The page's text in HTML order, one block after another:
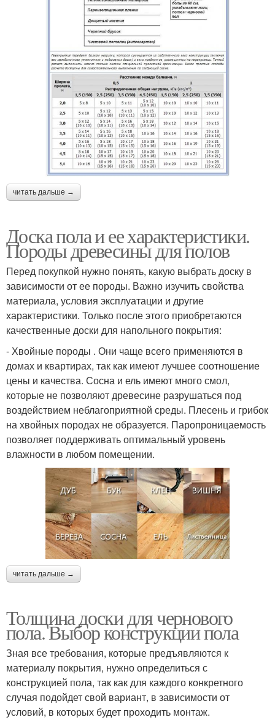
читать дальше →
Доска пола и ее характеристики.
Породы древесины для полов
Перед покупкой нужно понять, какую выбрать доску в
зависимости от ее породы. Важно изучить свойства
материала, условия эксплуатации и другие
характеристики. Только после этого приобретаются
качественные доски для напольного покрытия:
- Хвойные породы . Они чаще всего применяются в
домах и квартирах, так как имеют лучшее соотношение
цены и качества. Сосна и ель имеют много смол,
которые не позволяют древесине разрушаться под
воздействием неблагоприятной среды. Плесень и грибок
на хвойных породах не образуется. Паропроницаемость
позволяет поддерживать оптимальный уровень
влажности в любом помещении.
читать дальше →
Толщина доски для чернового
пола. Выбор конструкции пола
Зная все требования, которые предъявляются к
материалу покрытия, нужно определиться с
конструкцией пола, так как для каждого конкретного
случая подойдет свой вариант, в зависимости от
условий, в которых будет проходить монтаж.